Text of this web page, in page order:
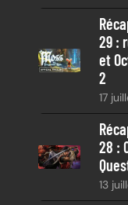
29 :
et
2
17
28 :
13